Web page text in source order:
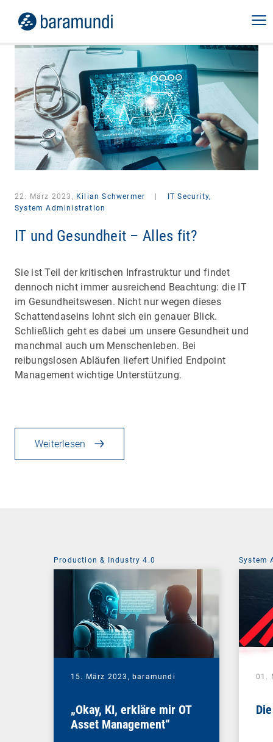
22. März 2023, Kilian Schwermer
IT Security,
System Administration
IT und Gesundheit – Alles fit?
Sie ist Teil der kritischen Infrastruktur und findet
dennoch nicht immer ausreichend Beachtung: die IT
im Gesundheitswesen. Nicht nur wegen dieses
Schattendaseins lohnt sich ein genauer Blick.
Schließlich geht es dabei um unsere Gesundheit und
manchmal auch um Menschenleben. Bei
reibungslosen Abläufen liefert Unified Endpoint
Management wichtige Unterstützung.
Weiterlesen
Production & Industry 4.0
15. März 2023, baramundi
„Okay, KI, erkläre mir OT
Asset Management“
System
01.